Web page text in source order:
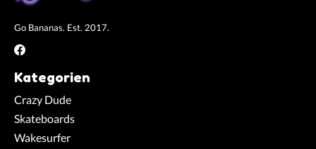
Go Bananas. Est. 2017.
Kategorien
Crazy Dude
Skateboards
Wakesurfer